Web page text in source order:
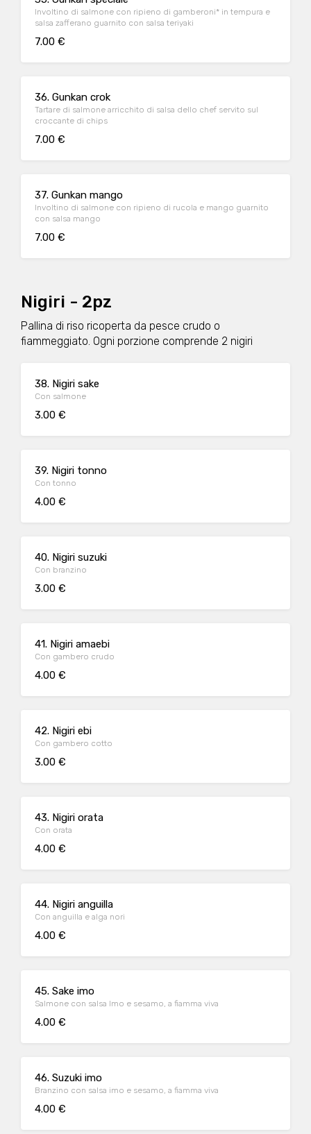
Involtino di salmone con ripieno di gamberoni* in tempura e
salsa zafferano guarnito con salsa teriyaki
7.00 €
36. Gunkan crok
Tartare di salmone arricchito di salsa dello chef servito sul
croccante di chips
7.00 €
37. Gunkan mango
Involtino di salmone con ripieno di rucola e mango guarnito
con salsa mango
7.00 €
Nigiri - 2pz
Pallina di riso ricoperta da pesce crudo o
fiammeggiato. Ogni porzione comprende 2 nigiri
38. Nigiri sake
Con salmone
3.00 €
39. Nigiri tonno
Con tonno
4.00 €
40. Nigiri suzuki
Con branzino
3.00 €
41. Nigiri amaebi
Con gambero crudo
4.00 €
42. Nigiri ebi
Con gambero cotto
3.00 €
43. Nigiri orata
Con orata
4.00 €
44. Nigiri anguilla
Con anguilla e alga nori
4.00 €
45. Sake imo
Salmone con salsa Imo e sesamo, a fiamma viva
4.00 €
46. Suzuki imo
Branzino con salsa imo e sesamo, a fiamma viva
4.00 €